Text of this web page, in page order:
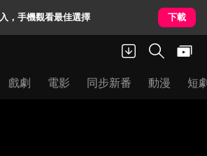
，手機觀看最佳選擇 下載
戲劇 電影 同步新番 動漫 短